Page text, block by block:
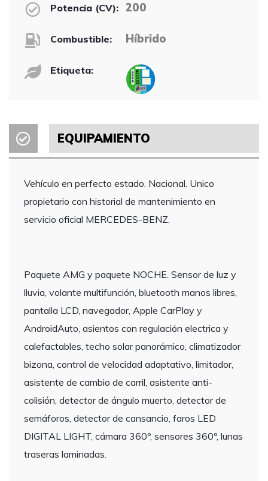
Potencia (CV): 200
Combustible: Híbrido
Etiqueta:
EQUIPAMIENTO
Vehículo en perfecto estado. Nacional. Unico
propietario con historial de mantenimiento en
servicio oficial MERCEDES-BENZ.
Paquete AMG y paquete NOCHE. Sensor de luz y
lluvia, volante multifunción, bluetooth manos libres,
pantalla LCD, navegador, Apple CarPlay y
AndroidAuto, asientos con regulación electrica y
calefactables, techo solar panorámico, climatizador
bizona, control de velocidad adaptativo, limitador,
asistente de cambio de carril, asistente anti-
colisión, detector de ángulo muerto, detector de
semáforos, detector de cansancio, faros LED
DIGITAL LIGHT, cámara 360º, sensores 360º, lunas
traseras laminadas.